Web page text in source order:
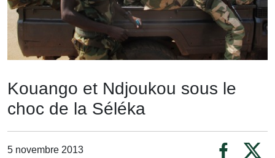
Kouango et Ndjoukou sous le
choc de la Séléka
5 novembre 2013